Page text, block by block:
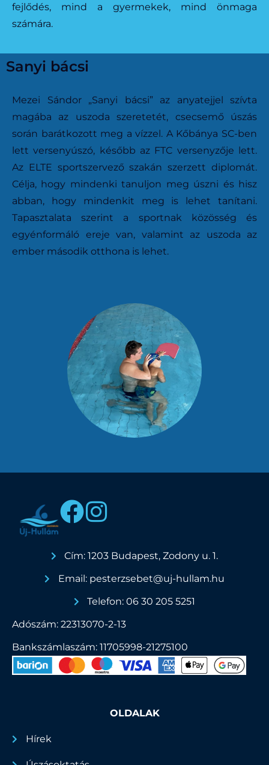
fejlődés, mind a gyermekek, mind önmaga
számára.
Sanyi bácsi
Mezei Sándor „Sanyi bácsi” az anyatejjel szívta
magába az uszoda szeretetét, csecsemő úszás
során barátkozott meg a vízzel. A Kőbánya SC-ben
lett versenyúszó, később az FTC versenyzője lett.
Az ELTE sportszervező szakán szerzett diplomát.
Célja, hogy mindenki tanuljon meg úszni és hisz
abban, hogy mindenkit meg is lehet tanítani.
Tapasztalata szerint a sportnak közösség és
egyénformáló ereje van, valamint az uszoda az
ember második otthona is lehet.
Cím: 1203 Budapest, Zodony u. 1.
Email: pesterzsebet@uj-hullam.hu
Telefon: 06 30 205 5251
Adószám: 22313070-2-13
Bankszámlaszám: 11705998-21275100
OLDALAK
Hírek